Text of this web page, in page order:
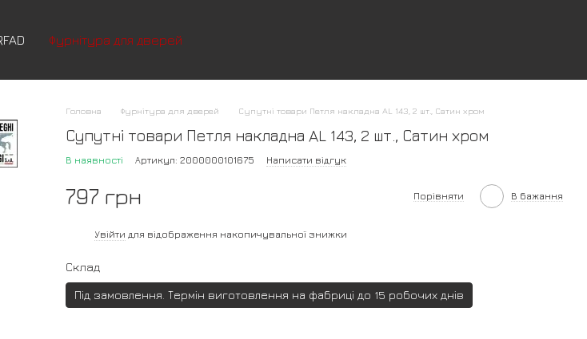
Фурнітура для дверей
Головна Фурнітура для дверей Супутні товари Петля накладна AL 143, 2 шт., Сатин хром
Супутні товари Петля накладна AL 143, 2 шт., Сатин хром
В наявності Артикул: 2000000101675 Написати відгук
797 грн Порівняти В бажання
Увійти для відображення накопичувальної знижки
Склад
Під замовлення. Термін виготовлення на фабриці до 15 робочих днів